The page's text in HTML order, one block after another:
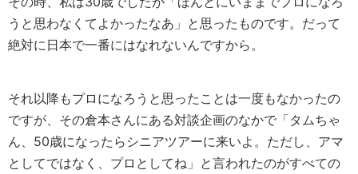
うと思わなくてよかったなあ」と思ったものです。だって
絶対に日本で一番にはなれないんですから。
それ以降もプロになろうと思ったことは一度もなかったの
ですが、その倉本さんにある対談企画のなかで「タムちゃ
ん、50歳になったらシニアツアーに来いよ。ただし、アマ
としてではなく、プロとしてね」と言われたのがすべての